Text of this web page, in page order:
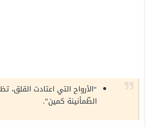
“الأرواح التي اعتادت القلق،
الطّمأنينة كمين”.